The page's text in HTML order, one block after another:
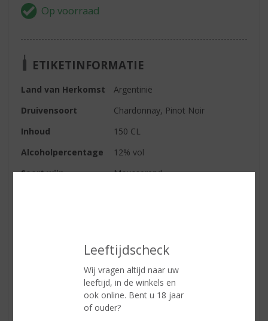
Leeftijdscheck
Wij vragen altijd naar uw
leeftijd, in de winkels en
ook online. Bent u 18 jaar
of ouder?
ETIKETINFORMATIE
Land van Herkomst
Argentinië
Druivensoort
Chardonnay, Pinot Noir
Inhoud
150 CL
Alcoholpercentage
12% vol
Soort wijn
Mousserend
van groene appel, citrus en toast.
Fris en sappig dus, bovendien met
een lekkere zachte bubbel!